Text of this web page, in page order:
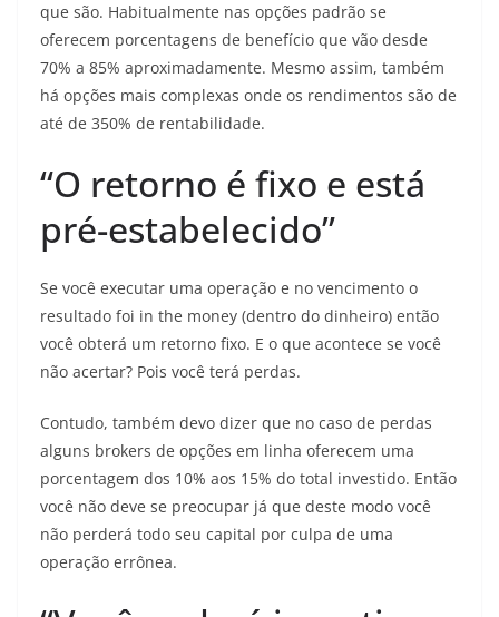
que são. Habitualmente nas opções padrão se
oferecem porcentagens de benefício que vão desde
70% a 85% aproximadamente. Mesmo assim, também
há opções mais complexas onde os rendimentos são de
até de 350% de rentabilidade.
“O retorno é fixo e está
pré-estabelecido”
Se você executar uma operação e no vencimento o
resultado foi in the money (dentro do dinheiro) então
você obterá um retorno fixo. E o que acontece se você
não acertar? Pois você terá perdas.
Contudo, também devo dizer que no caso de perdas
alguns brokers de opções em linha oferecem uma
porcentagem dos 10% aos 15% do total investido. Então
você não deve se preocupar já que deste modo você
não perderá todo seu capital por culpa de uma
operação errônea.